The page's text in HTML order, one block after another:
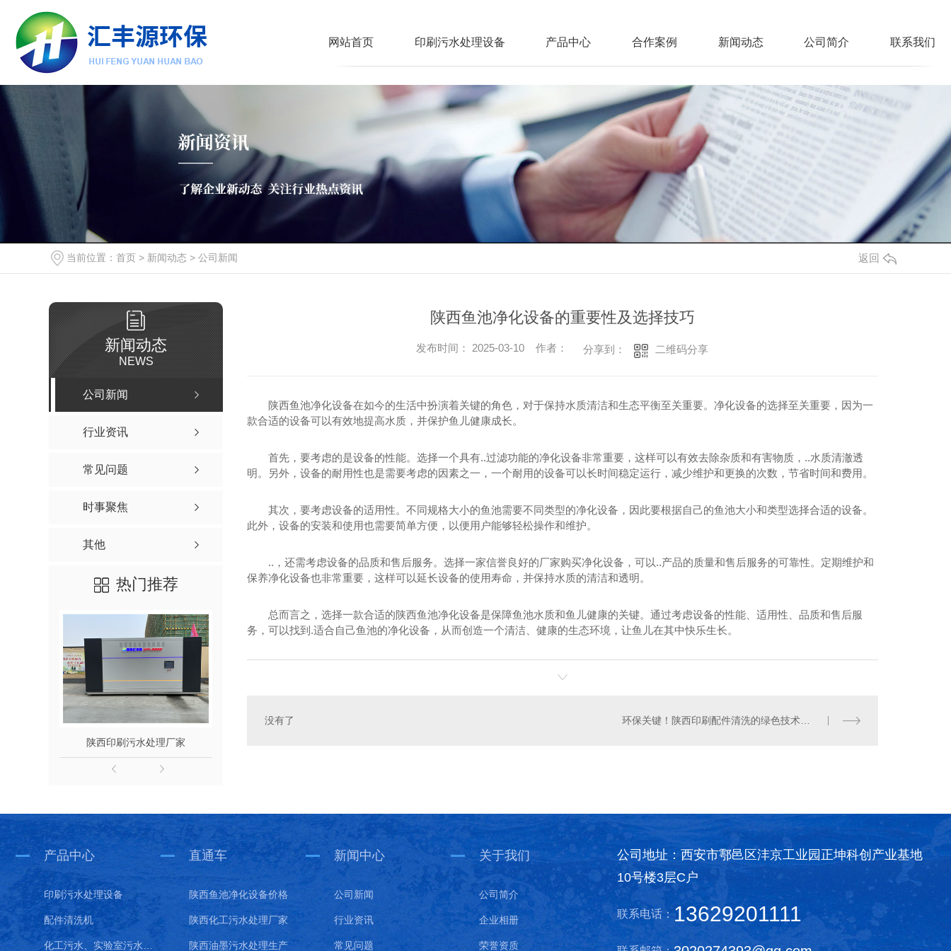
网站首页 印刷污水处理设备 产品中心 合作案例 新闻动态 公司简介 联系我们
当前位置： 首页 > 新闻动态 > 公司新闻 返回
新闻动态
NEWS
公司新闻
行业资讯
常见问题
时事聚焦
其他
热门推荐
陕西印刷污水处理厂家
陕西鱼池净化设备的重要性及选择技巧
发布时间： 2025-03-10 作者： 分享到： 二维码分享
陕西鱼池净化设备在如今的生活中扮演着关键的角色，对于保持水质清洁和生态平衡至关重要。净化设备的选择至关重要，因为一
款合适的设备可以有效地提高水质，并保护鱼儿健康成长。
首先，要考虑的是设备的性能。选择一个具有..过滤功能的净化设备非常重要，这样可以有效去除杂质和有害物质，..水质清澈透
明。另外，设备的耐用性也是需要考虑的因素之一，一个耐用的设备可以长时间稳定运行，减少维护和更换的次数，节省时间和费用。
其次，要考虑设备的适用性。不同规格大小的鱼池需要不同类型的净化设备，因此要根据自己的鱼池大小和类型选择合适的设备。
此外，设备的安装和使用也需要简单方便，以便用户能够轻松操作和维护。
..，还需考虑设备的品质和售后服务。选择一家信誉良好的厂家购买净化设备，可以..产品的质量和售后服务的可靠性。定期维护和
保养净化设备也非常重要，这样可以延长设备的使用寿命，并保持水质的清洁和透明。
总而言之，选择一款合适的陕西鱼池净化设备是保障鱼池水质和鱼儿健康的关键。通过考虑设备的性能、适用性、品质和售后服
务，可以找到.适合自己鱼池的净化设备，从而创造一个清洁、健康的生态环境，让鱼儿在其中快乐生长。
没有了 环保关键！陕西印刷配件清洗的绿色技术探讨
产品中心
印刷污水处理设备
配件清洗机
直通车
陕西鱼池净化设备价格
陕西化工污水处理厂家
陕西油墨污水处理生产
新闻中心
公司新闻
行业资讯
常见问题
关于我们
公司简介
企业相册
荣誉资质
公司地址：西安市鄠邑区沣京工业园正坤科创产业基地
10号楼3层C户
联系电话：13629201111